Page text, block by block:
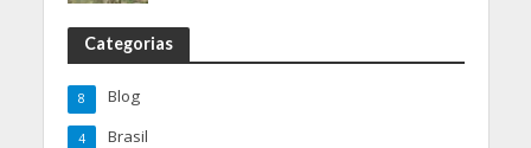
Categorias
Blog
8
Brasil
4